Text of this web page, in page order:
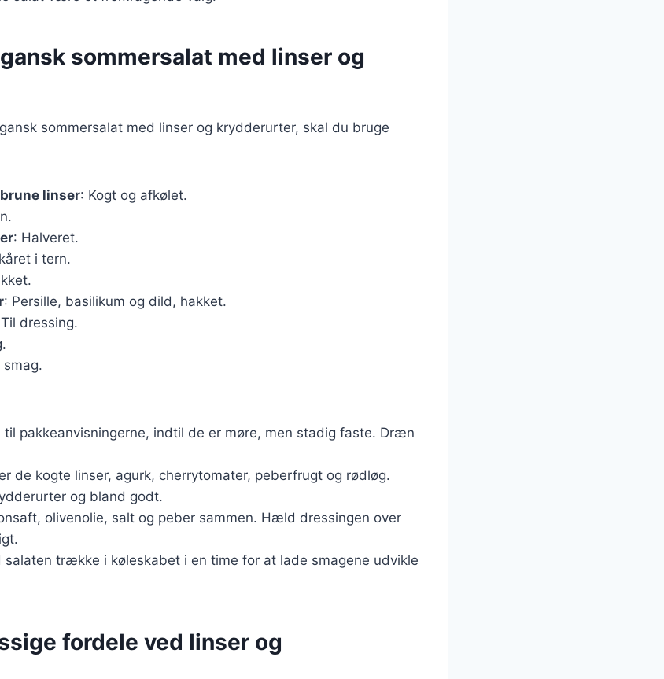
sommersalat med linser og
sommersalat med linser og krydderurter, skal du bruge
linser: Kogt og afkølet.
: Halveret.
i tern.
: Persille, basilikum og dild, hakket.
dressing.
smag.
til pakkeanvisningerne, indtil de er møre, men stadig faste. Dræn
de kogte linser, agurk, cherrytomater, peberfrugt og rødløg.
og bland godt.
olivenolie, salt og peber sammen. Hæld dressingen over
salaten trække i køleskabet i en time for at lade smagene udvikle
fordele ved linser og